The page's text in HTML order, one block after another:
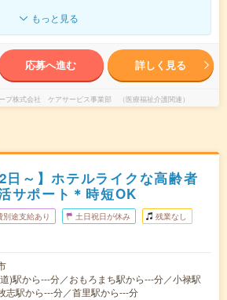
もっと見る
応募へ進む 詳しく見る
プ株式会社 ケアサービス事業部 （医療福祉介護関連）
日～】ホテルライクな高齢者
サポート＊時短OK
別途支給あり 土日祝日が休み 残業なし
)駅から---分／おもろまち駅から---分／小禄駅
志駅から---分／首里駅から---分